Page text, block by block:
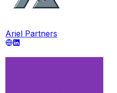
Ariel Partners